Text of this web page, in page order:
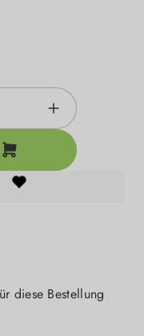
diese Bestellung